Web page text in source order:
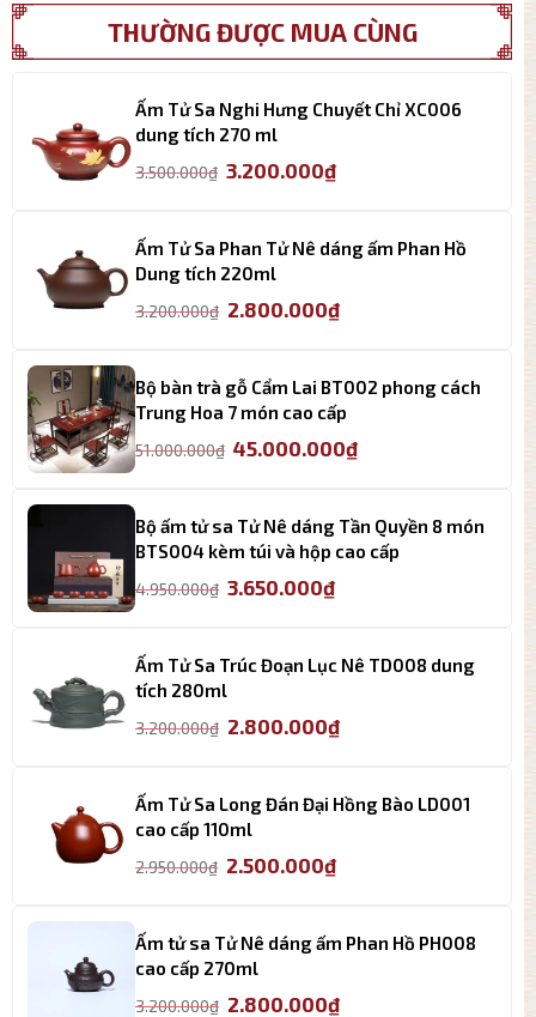
THƯỜNG ĐƯỢC MUA CÙNG
Ấm Tử Sa Nghi Hưng Chuyết Chỉ XC006
dung tích 270 ml
3.500.000₫ Giá
3.500.000₫.
3.200.000₫Giá
là:
Ấm Tử Sa Phan Tử Nê dáng ấm Phan Hồ
Dung tích 220ml
3.200.000₫ Giá
3.200.000₫.
2.800.000₫Giá
là:
2.800.000₫.
Bộ bàn trà gỗ Cẩm Lai BT002 phong cách
Trung Hoa 7 món cao cấp
51.000.000₫ Giá
51.000.000₫.
45.000.000₫Giá
là:
45.000.000₫.
Bộ ấm tử sa Tử Nê dáng Tần Quyền 8 món
BTS004 kèm túi và hộp cao cấp
4.950.000₫ Giá
4.950.000₫.
3.650.000₫Giá
là:
Ấm Tử Sa Trúc Đoạn Lục Nê TD008 dung
tích 280ml
3.200.000₫ Giá
3.200.000₫.
2.800.000₫Giá
là:
Ấm Tử Sa Long Đán Đại Hồng Bào LD001
cao cấp 110ml
2.950.000₫ Giá
2.950.000₫.
2.500.000₫Giá
là:
Ấm tử sa Tử Nê dáng ấm Phan Hồ PH008
cao cấp 270ml
3.200.000₫ Giá
2.800.000₫Giá